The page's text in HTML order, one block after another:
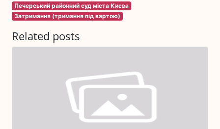
Печерський районний суд міста Києва
Затримання (тримання під вартою)
Related posts